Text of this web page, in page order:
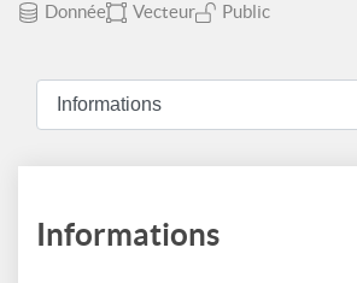
Donnée Vecteur Public
Informations